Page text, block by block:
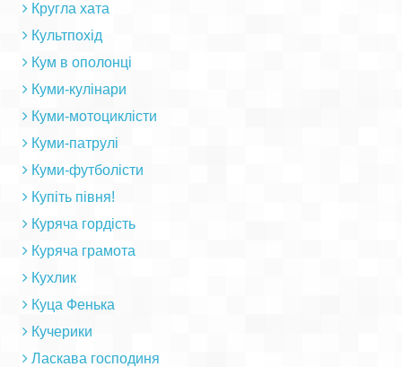
Кругла хата
Культпохід
Кум в ополонці
Куми-кулінари
Куми-мотоциклісти
Куми-патрулі
Куми-футболісти
Купіть півня!
Куряча гордість
Куряча грамота
Кухлик
Куца Фенька
Кучерики
Ласкава господиня